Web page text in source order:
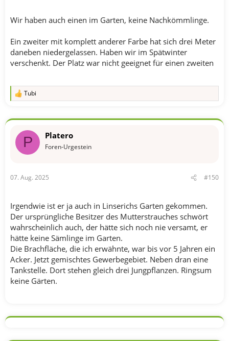
Wir haben auch einen im Garten, keine Nachkömmlinge.
Ein zweiter mit komplett anderer Farbe hat sich drei Meter
daneben niedergelassen. Haben wir im Spätwinter
verschenkt. Der Platz war nicht geeignet für einen zweiten
R
k
o
:
Tubi
P Platero
Foren-Urgestein
07. Aug. 2025 #150
Irgendwie ist er ja auch in Linserichs Garten gekommen.
Der ursprüngliche Besitzer des Mutterstrauches schwört
wahrscheinlich auch, der hätte sich noch nie versamt, er
hätte keine Sämlinge im Garten.
Die Brachfläche, die ich erwähnte, war bis vor 5 Jahren ein
Acker. Jetzt gemischtes Gewerbegebiet. Neben dran eine
Tankstelle. Dort stehen gleich drei Jungpflanzen. Ringsum
keine Gärten.